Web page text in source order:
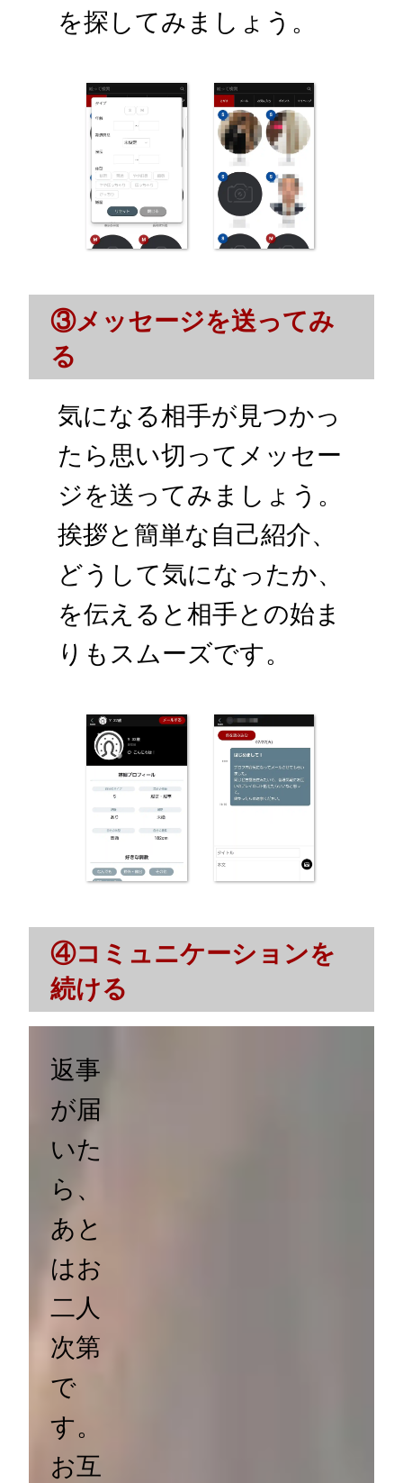
を探してみましょう。
③メッセージを送ってみ
る
気になる相手が見つかっ
たら思い切ってメッセー
ジを送ってみましょう。
挨拶と簡単な自己紹介、
どうして気になったか、
を伝えると相手との始ま
りもスムーズです。
④コミュニケーションを
続ける
返事
が届
いた
ら、
あと
はお
二人
次第
で
す。
お互